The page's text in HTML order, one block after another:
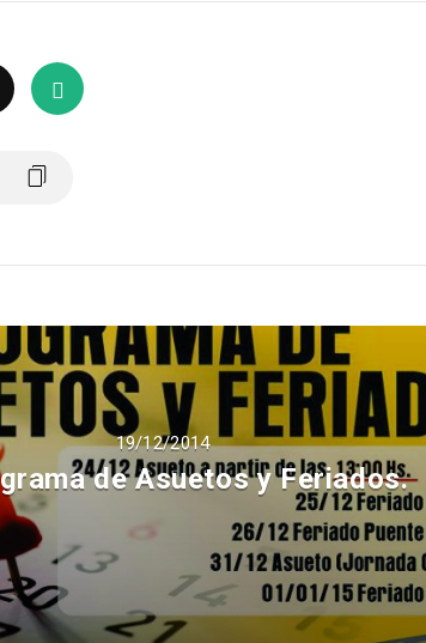
19/12/2014
de Asuetos y Feriados.